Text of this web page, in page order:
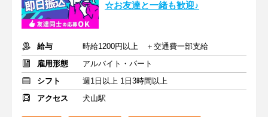
☆お友達と一緒も歓迎♪
給与
時給1200円以上 ＋交通費一部支給
雇用形態
アルバイト・パート
シフト
週1日以上 1日3時間以上
アクセス
犬山駅